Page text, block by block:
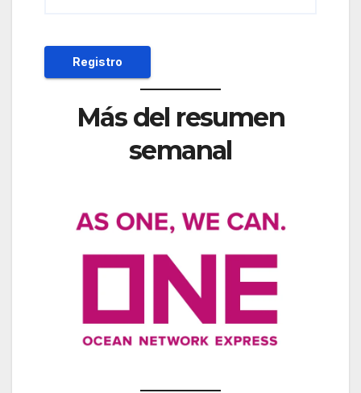
Más del resumen
semanal